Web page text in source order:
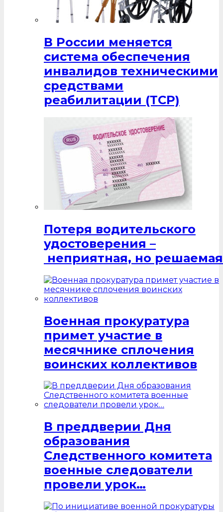
В России меняется
система обеспечения
инвалидов техническими
средствами
реабилитации (ТСР)
Потеря водительского
удостоверения –
неприятная, но
Военная прокуратура
примет участие в
месячнике сплочения
воинских коллективов
В преддверии Дня
образования
Следственного комитета
военные следователи
провели урок…